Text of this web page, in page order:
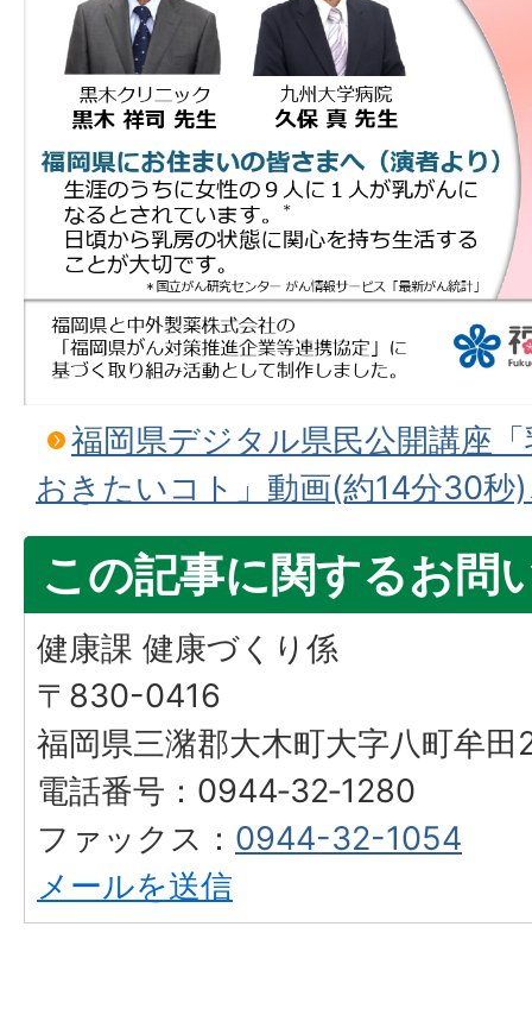
福岡県デジタル県民公開講座
おきたいコト」動画(約14分30秒
この記事に関するお問
健康課 健康づくり係
〒830-0416
福岡県三潴郡大木町大字八町牟
電話番号：0944‐32‐1280
ファックス： 0944-32-1054
メールを送信